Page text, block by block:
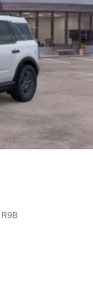
R9B